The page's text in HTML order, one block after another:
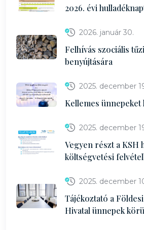
2026. évi
2026. január 30.
Felhívás szociális
benyújtására
2025. december
Kellemes ünnepeket
2025. december
Vegyen részt a KSH
költségvetési
2025. december
Tájékoztató a
Hivatal ünnepek